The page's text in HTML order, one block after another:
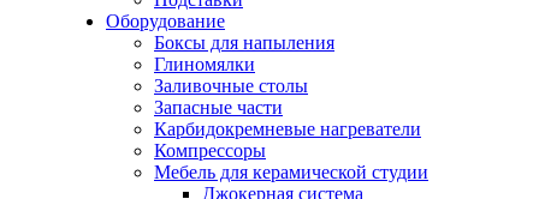
Оборудование
Боксы для напыления
Глиномялки
Заливочные столы
Запасные части
Карбидокремневые нагреватели
Компрессоры
Мебель для керамической студии
Джокерная система